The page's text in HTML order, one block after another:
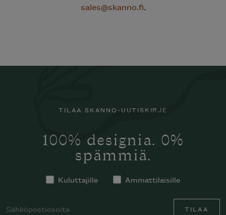
sales@skanno.fi.
TILAA SKANNO-UUTISKIRJE
100% designia. 0%
spämmiä.
Kuluttajille Ammattilaisille
TILAA